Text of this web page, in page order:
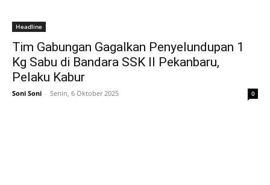
Headline
Tim Gabungan Gagalkan Penyelundupan 1
Kg Sabu di Bandara SSK II Pekanbaru,
Pelaku Kabur
Soni Soni - Senin, 6 Oktober 2025 0